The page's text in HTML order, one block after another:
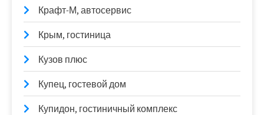
Крафт-М, автосервис
Крым, гостиница
Кузов плюс
Купец, гостевой дом
Купидон, гостиничный комплекс